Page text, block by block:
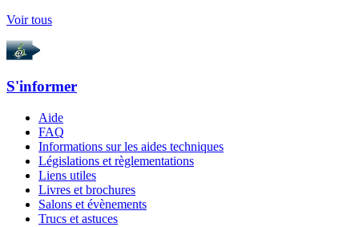
Voir tous
S'informer
Aide
FAQ
Informations sur les aides techniques
Législations et règlementations
Liens utiles
Livres et brochures
Salons et évènements
Trucs et astuces